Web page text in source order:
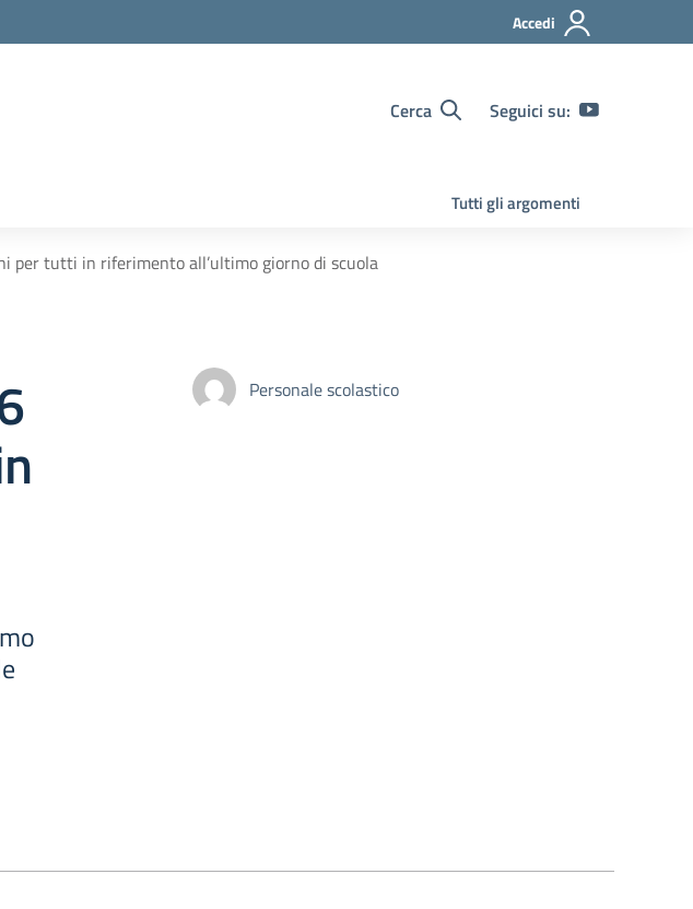
Accedi
Cerca Seguici su:
Tutti gli argomenti
per tutti in riferimento all’ultimo giorno di scuola
Personale scolastico